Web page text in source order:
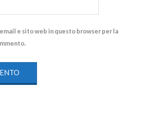
e sito web in questo browser per la